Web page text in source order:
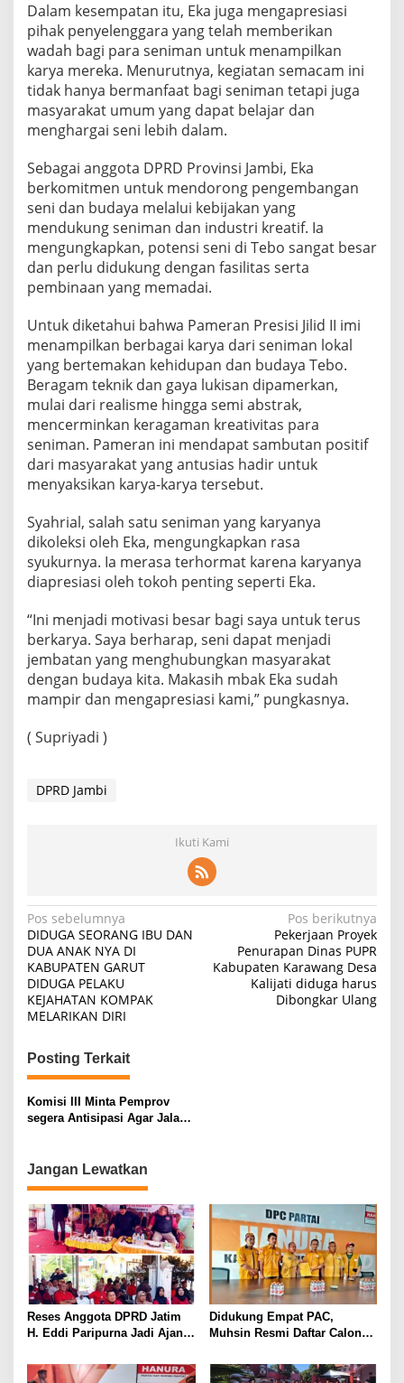
Dalam kesempatan itu, Eka juga mengapresiasi
pihak penyelenggara yang telah memberikan
wadah bagi para seniman untuk menampilkan
karya mereka. Menurutnya, kegiatan semacam ini
tidak hanya bermanfaat bagi seniman tetapi juga
masyarakat umum yang dapat belajar dan
menghargai seni lebih dalam.
Sebagai anggota DPRD Provinsi Jambi, Eka
berkomitmen untuk mendorong pengembangan
seni dan budaya melalui kebijakan yang
mendukung seniman dan industri kreatif. Ia
mengungkapkan, potensi seni di Tebo sangat besar
dan perlu didukung dengan fasilitas serta
pembinaan yang memadai.
Untuk diketahui bahwa Pameran Presisi Jilid II imi
menampilkan berbagai karya dari seniman lokal
yang bertemakan kehidupan dan budaya Tebo.
Beragam teknik dan gaya lukisan dipamerkan,
mulai dari realisme hingga semi abstrak,
mencerminkan keragaman kreativitas para
seniman. Pameran ini mendapat sambutan positif
dari masyarakat yang antusias hadir untuk
menyaksikan karya-karya tersebut.
Syahrial, salah satu seniman yang karyanya
dikoleksi oleh Eka, mengungkapkan rasa
syukurnya. Ia merasa terhormat karena karyanya
diapresiasi oleh tokoh penting seperti Eka.
“Ini menjadi motivasi besar bagi saya untuk terus
berkarya. Saya berharap, seni dapat menjadi
jembatan yang menghubungkan masyarakat
dengan budaya kita. Makasih mbak Eka sudah
mampir dan mengapresiasi kami,” pungkasnya.
( Supriyadi )
DPRD Jambi
Ikuti Kami
Navigasi
pos
Pos sebelumnya
DIDUGA SEORANG IBU DAN
DUA ANAK NYA DI
KABUPATEN GARUT
DIDUGA PELAKU
KEJAHATAN KOMPAK
MELARIKAN DIRI
Pos berikutnya
Pekerjaan Proyek
Penurapan Dinas PUPR
Kabupaten Karawang Desa
Kalijati diduga harus
Dibongkar Ulang
Posting Terkait
Komisi III Minta Pemprov
segera Antisipasi Agar Jalan
Jangan Lewatkan
Reses Anggota DPRD Jatim
H. Eddi Paripurna Jadi Ajang
Tragedi 27 Juli 1996
Didukung Empat PAC,
Muhsin Resmi Daftar Calon
Purwakarta